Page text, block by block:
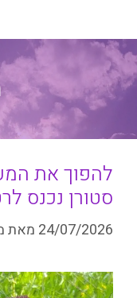
להפוך את
סטורן נכנס
24/07/2026 מאת